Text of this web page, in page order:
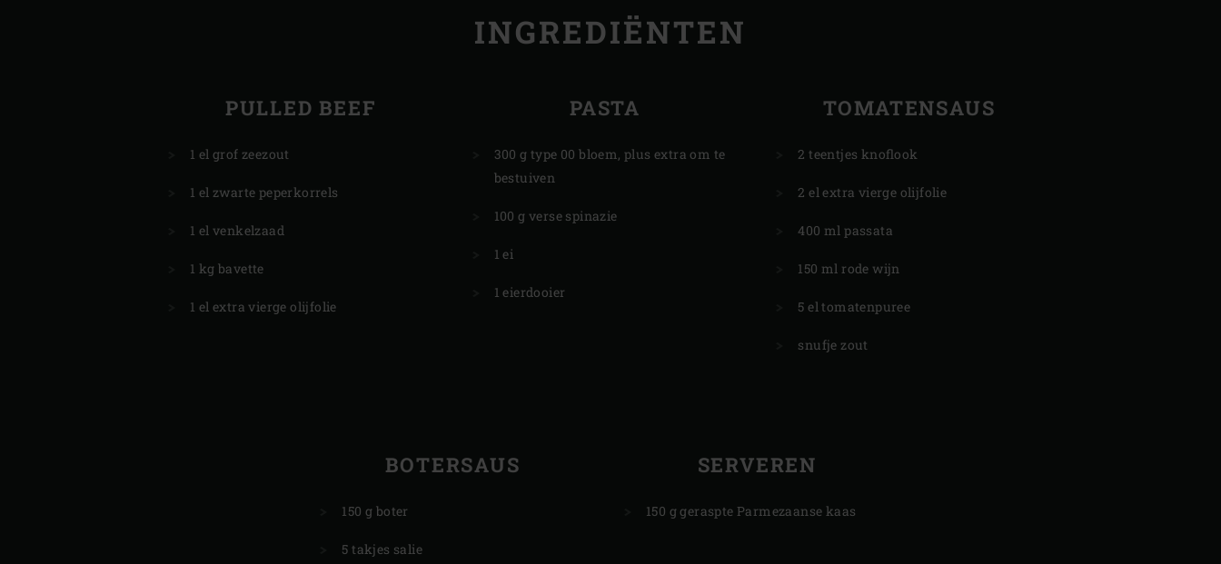
INGREDIËNTEN
PULLED BEEF
1 el grof zeezout
1 el zwarte peperkorrels
1 el venkelzaad
1 kg bavette
1 el extra vierge olijfolie
PASTA
300 g type 00 bloem, plus extra om te
bestuiven
100 g verse spinazie
1 ei
1 eierdooier
TOMATENSAUS
2 teentjes knoflook
2 el extra vierge olijfolie
400 ml passata
150 ml rode wijn
5 el tomatenpuree
snufje zout
BOTERSAUS
150 g boter
5 takjes salie
SERVEREN
150 g geraspte Parmezaanse kaas